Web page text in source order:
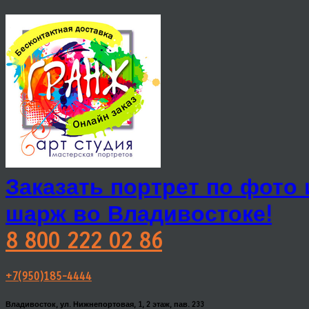
Заказать портрет по фото
шарж во Владивостоке!
8 800 222 02 86
+7(950)185-4444
Владивосток, ул. Нижнепортовая, 1, 2 этаж, пав. 233